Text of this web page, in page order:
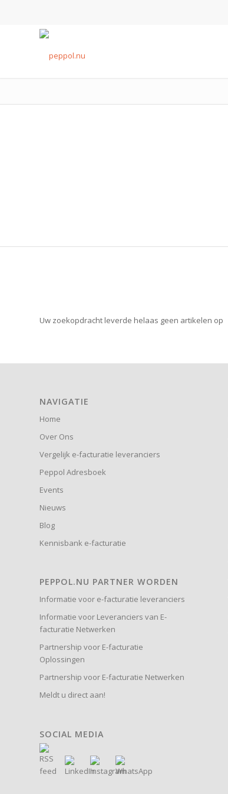
Uw zoekopdracht leverde helaas geen artikelen op
NAVIGATIE
Home
Over Ons
Vergelijk e-facturatie leveranciers
Peppol Adresboek
Events
Nieuws
Blog
Kennisbank e-facturatie
PEPPOL.NU PARTNER WORDEN
Informatie voor e-facturatie leveranciers
Informatie voor Leveranciers van E-
facturatie Netwerken
Partnership voor E-facturatie
Oplossingen
Partnership voor E-facturatie Netwerken
Meldt u direct aan!
SOCIAL MEDIA